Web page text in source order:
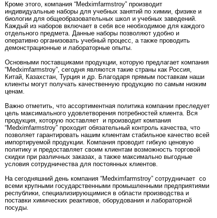
Кроме этого, компания “Medximfarmstroy” производит
индивидуальные наборы для учебных занятий по химии, физике и
биологии для общеобразовательных школ и учебных заведений.
Каждый из наборов включает в себя все необходимое для каждого
отдельного предмета. Данные наборы позволяют удобно и
оперативно организовать учебный процесс, а также проводить
демонстрационные и лабораторные опыты.
Основными поставщиками продукции, которую предлагает компания
“Medximfarmstroy”, сегодня являются такие страны как Россия,
Китай, Казахстан, Турция и др. Благодаря прямым поставкам наши
клиенты могут получать качественную продукцию по самым низким
ценам.
Важно отметить, что ассортиментная политика компании преследует
цель максимального удовлетворения потребностей клиента. Вся
продукция, которую поставляет и производит компания
“Medximfarmstroy” проходит обязательный контроль качества, что
позволяет гарантировать нашим клиентам стабильное качество всей
импортируемой продукции. Компания проводит гибкую ценовую
политику и предоставляет своим клиентам возможность торговой
скидки при различных заказах, а также максимально выгодные
условия сотрудничества для постоянных клиентов.
На сегодняшний день компания “Medximfarmstroy” сотрудничает со
всеми крупными государственными промышленными предприятиями
республики, специализирующимися в области производства и
поставки химических реактивов, оборудования и лабораторной
посуды.